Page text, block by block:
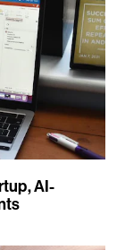
AI-